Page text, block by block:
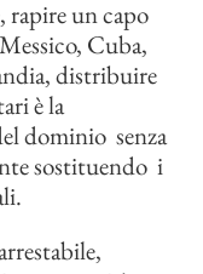
rapire un capo
Cuba,
distribuire
è la
dominio senza
sostituendo i